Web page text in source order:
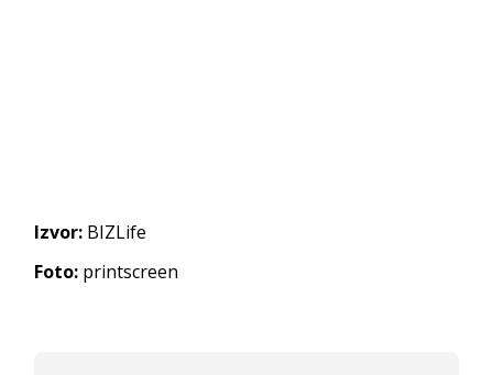
Izvor: BIZLife
Foto: printscreen